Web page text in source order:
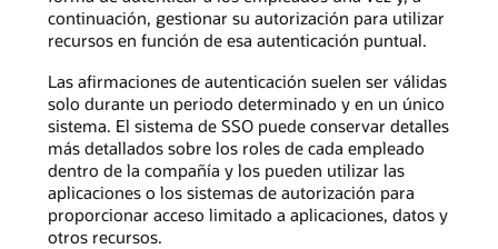
continuación, gestionar su autorización para utilizar
recursos en función de esa autenticación puntual.
Las afirmaciones de autenticación suelen ser válidas
solo durante un periodo determinado y en un único
sistema. El sistema de SSO puede conservar detalles
más detallados sobre los roles de cada empleado
dentro de la compañía y los pueden utilizar las
aplicaciones o los sistemas de autorización para
proporcionar acceso limitado a aplicaciones, datos y
otros recursos.